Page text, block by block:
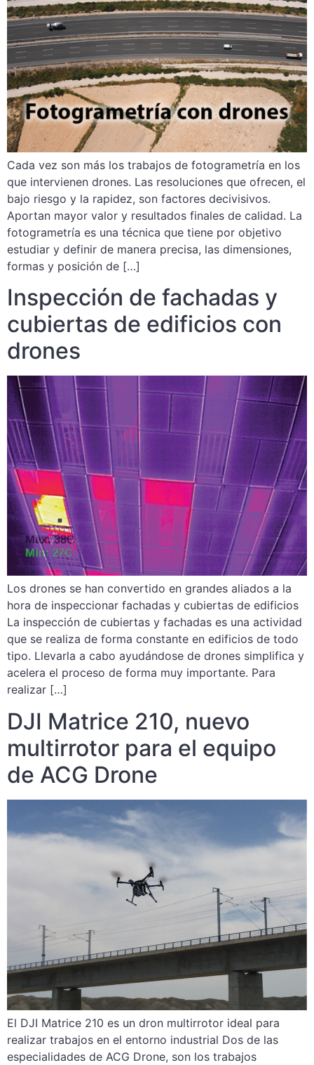
Cada vez son más los trabajos de fotogrametría en los
que intervienen drones. Las resoluciones que ofrecen, el
bajo riesgo y la rapidez, son factores decivisivos.
Aportan mayor valor y resultados finales de calidad. La
fotogrametría es una técnica que tiene por objetivo
estudiar y definir de manera precisa, las dimensiones,
formas y posición de […]
Inspección de fachadas y
cubiertas de edificios con
drones
Los drones se han convertido en grandes aliados a la
hora de inspeccionar fachadas y cubiertas de edificios
La inspección de cubiertas y fachadas es una actividad
que se realiza de forma constante en edificios de todo
tipo. Llevarla a cabo ayudándose de drones simplifica y
acelera el proceso de forma muy importante. Para
realizar […]
DJI Matrice 210, nuevo
multirrotor para el equipo
de ACG Drone
El DJI Matrice 210 es un dron multirrotor ideal para
realizar trabajos en el entorno industrial Dos de las
especialidades de ACG Drone, son los trabajos